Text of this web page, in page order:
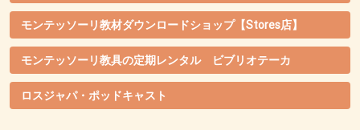
モンテッソーリ教材ダウンロードショップ【Stores店】
モンテッソーリ教具の定期レンタル ビブリオテーカ
ロスジャパ・ポッドキャスト